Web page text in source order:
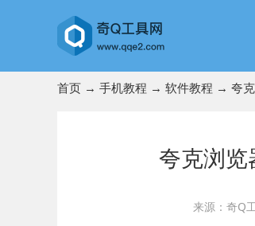
首页 → 手机教程 → 软件教程 → 夸
夸克浏
来源：奇Q